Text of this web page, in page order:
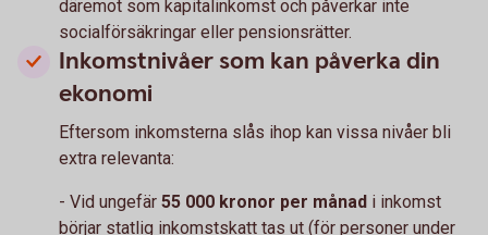
däremot som kapitalinkomst och påverkar inte
socialförsäkringar eller pensionsrätter.
Inkomstnivåer som kan påverka din
ekonomi
Eftersom inkomsterna slås ihop kan vissa nivåer bli
extra relevanta:
- Vid ungefär 55 000 kronor per månad i inkomst
börjar statlig inkomstskatt tas ut (för personer under